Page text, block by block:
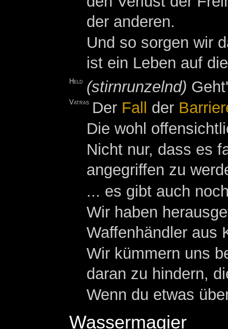
der anderen.
Und so sorgen wir
ist ein Leben auf
Held (stirnrunzelnd)
Vatras Der Fall der
Die wohl
Nicht nur, dass es
angegriffen zu
... es gibt auch
Wir haben
Waffenhändler aus
Wir kümmern uns
daran zu hindern,
Wenn du etwas
Wassermagier